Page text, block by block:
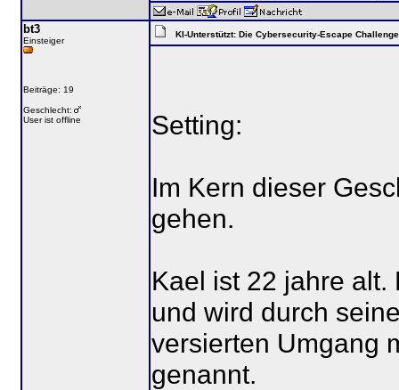
bt3
Einsteiger
Beiträge: 19
Geschlecht:
User ist offline
KI-Unterstützt: Die Cybersecurity-Escape Challenge
Setting:
Im Kern dieser
gehen.
Kael ist 22 jahre
und wird durch
versierten Umgang
genannt.